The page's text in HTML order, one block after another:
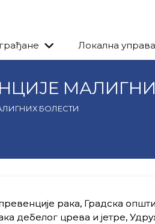
Локална управа
БОЛЕСТИ
рака, Градска
дебелог црева и јетре,